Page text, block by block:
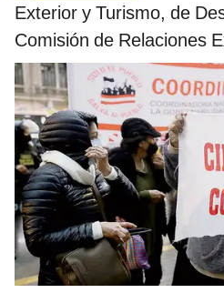
Exterior y Turismo, de
Comisión de Relaciones